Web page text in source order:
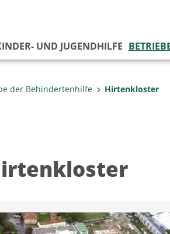
UND JUGENDHILFE
der Behindertenhilfe Hirtenkloster